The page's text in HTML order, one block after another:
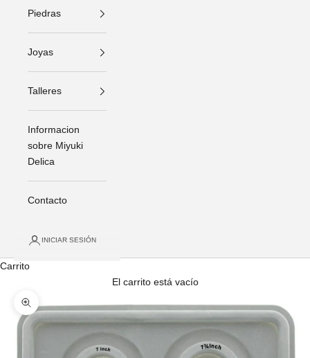
Piedras
Joyas
Talleres
Informacion
sobre Miyuki
Delica
Contacto
INICIAR SESIÓN
Carrito
El carrito está vacío
Zoom